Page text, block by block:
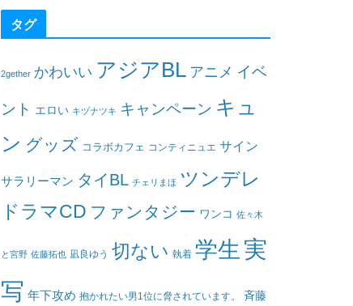
タグ
2gether かわいい アジアBL アニメ イベ
ント エロい キヅナツキ キャンペーン キュ
ン グッズ コラボカフェ コンティニュエ サイン
サラリーマン タイBL チェリまほ ツンデレ
ドラマCD ファンタジー ワンコ 佐々木
と宮野 佐藤拓也 凪良ゆう 切ない 執着 学生 実
写 年下攻め 抱かれたい男1位に脅されています。 斉藤